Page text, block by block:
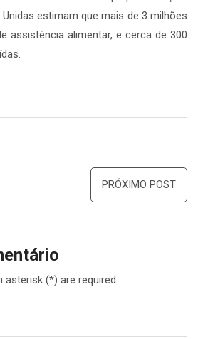
estimam que mais de 3 milhões
assistência alimentar, e cerca de 300
PRÓXIMO POST
asterisk (*) are required